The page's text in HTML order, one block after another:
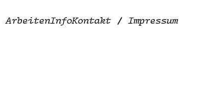
ArbeitenInfoKontakt / Impressum